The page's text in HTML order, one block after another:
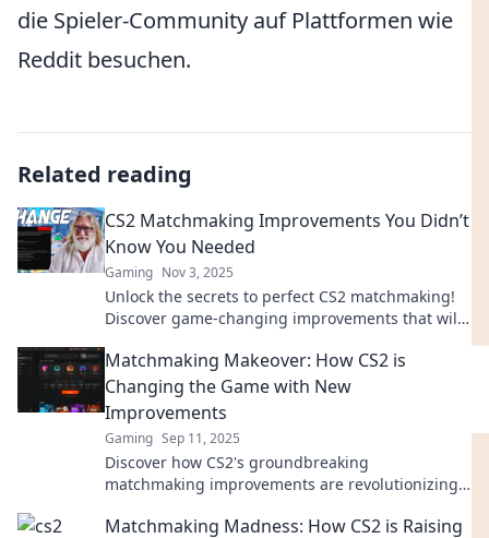
die Spieler-Community auf Plattformen wie
Reddit besuchen.
Related reading
CS2 Matchmaking Improvements You Didn’t
Know You Needed
Gaming Nov 3, 2025
Unlock the secrets to perfect CS2 matchmaking!
Discover game-changing improvements that will
experience.
Matchmaking Makeover: How CS2 is
Changing the Game with New
Improvements
Gaming Sep 11, 2025
Discover how CS2's groundbreaking
matchmaking improvements are revolutionizing
details!
Matchmaking Madness: How CS2 is Raising